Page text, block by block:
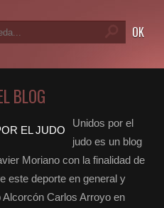
BLOG
Unidos por el
judo es un blog
Moriano con la finalidad de
este deporte en general y
Alcorcón Carlos Arroyo en